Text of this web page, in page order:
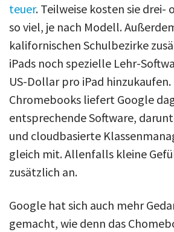
teuer. Teilweise kosten sie drei-
so viel, je nach Modell.
kalifornischen Schulbezirke
iPads noch spezielle Lehr-
US-Dollar pro iPad hinzukaufen.
Chromebooks liefert Google
entsprechende Software,
und cloudbasierte
gleich mit. Allenfalls kleine
zusätzlich an.
Google hat sich auch mehr
gemacht, wie denn das